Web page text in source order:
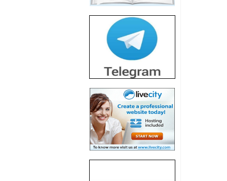
הדומה לזו של "תיק
4000" אך בתחום
הסלולר -
חשיפת מה שלא
רוצים שתדעו בעניין
פריסת אנלימיטד
(בניחוח בלתי נסבל) -
כאן
חשיפה: איוב קרא
אישר לקבוצת סלקום
בדיוק מה שביבי אישר
כאן
האם השר איוב קרא
היה צריך בכלל לחתום
על האישור, שנתן